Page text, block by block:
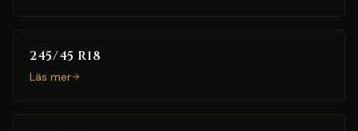
245/45 R18
Läs mer